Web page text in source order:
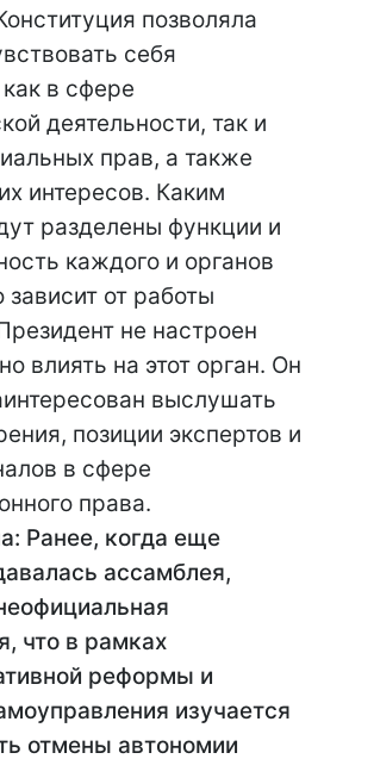
позволяла
себя
в сфере
деятельности, так и
прав, а также
интересов. Каким
разделены функции и
каждого и органов
зависит от работы
не настроен
влиять на этот орган. Он
выслушать
позиции экспертов и
в сфере
права.
Ранее, когда еще
ассамблея,
что в рамках
реформы и
изучается
отмены автономии